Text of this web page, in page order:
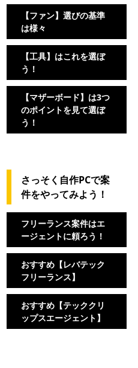
【ファン】選びの基準
は様々
【工具】はこれを選ぼ
う！
【マザーボード】は3つ
のポイントを見て選ぼ
う！
さっそく自作PCで案
件をやってみよう！
フリーランス案件はエ
ージェントに頼ろう！
おすすめ【レバテック
フリーランス】
おすすめ【テッククリ
ップスエージェント】